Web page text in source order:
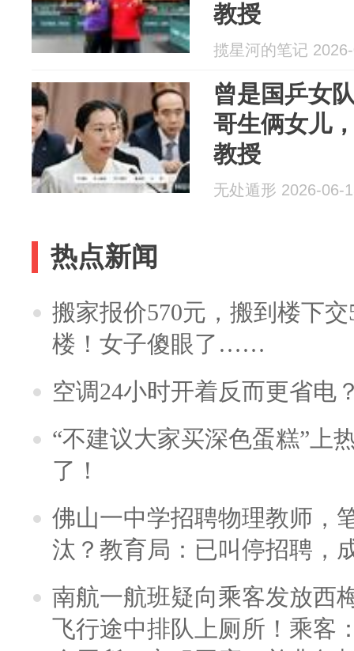
教授
揽星河的笔记
曾是国乒女
哥生俩女儿
教授
无处遁形 2026-06-
热点新闻
搬家报价570元，搬到楼下
楼！女子傻眼了……
空调24小时开着反而更省电
“不建议大家买深色蛋糕”上
了！
佛山一中学招聘物理教师，
汰？教育局：已叫停招聘，
南航一航班疑向乘客发放西
飞行途中排队上厕所！乘客